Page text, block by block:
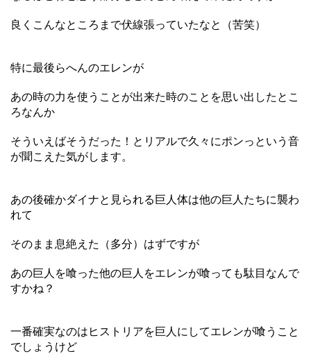
良くこんなところまで伏線張っていたなと（苦笑）
特に最後らへんのエレンが
あの時の力を使うことが出来た時のことを思い出したとこ
ろなんか
そういえばそうだった！とリアルで久々にポンっという音
が聞こえた気がします。
あの後確かダイナと見られる巨人体は他の巨人たちに襲わ
れて
そのまま息絶えた（多分）はずですが
あの巨人を喰った他の巨人をエレンが喰っても駄目なんで
すかね？
一番確実なのはヒストリアを巨人にしてエレンが喰うこと
でしょうけど